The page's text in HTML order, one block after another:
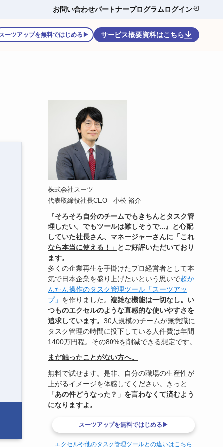
お問い合わせパートナープログラムログイン
ーツアップを無料ではじめる▶ サービス概要資料はこちら
株式会社スーツ
代表取締役社長CEO 小松 裕介
『そろそろ自分のチームでもきちんとタスク管
理したい。でもツールは難しそうで...』と心配
していた社長さん、マネージャーさんに 「これ
なら本当に使える！」 とご好評いただいており
ます。
多くの企業再生を手掛けたプロ経営者として本
気で日本企業を盛り上げたいという思いで超か
んたん操作のタスク管理ツール「スーツアッ
プ」 を作りました。 複雑な機能は一切なし。い
つものエクセルのような直感的な使いやすさを
追求しています。 30人規模のチームが無意識に
タスク管理の時間に投下している人件費は年間
1400万円程。その80%を削減できる想定です。
まだ触ったことがない方へ。
無料で試せます。是非、自分の職場の生産性が
上がるイメージを体感してください。きっと
「あの件どうなった？」を言わなくて済むよう
になりますよ。
スーツアップを無料ではじめる▶
エクセルや他のタスク管理ツールとの違いはこちら